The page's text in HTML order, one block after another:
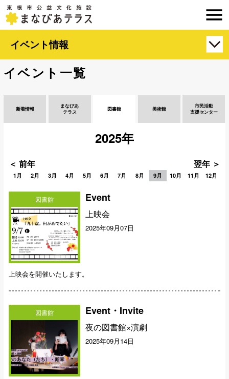
イベント情報
イベント一覧
新着情報
まなびあ
テラス
図書館 美術館
市民活動
支援センター
2025年
＜ 前年 翌年 ＞
1月 2月 3月 4月 5月 6月 7月 8月 9月 10月 11月 12月
図書館 Event
上映会
2025年09月07日
上映会を開催いたします。
図書館 Event・Invite
夜の図書館×演劇
2025年09月14日